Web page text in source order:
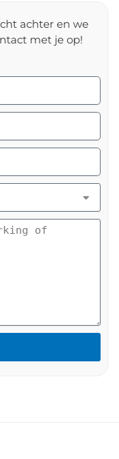
achter en we
met je op!